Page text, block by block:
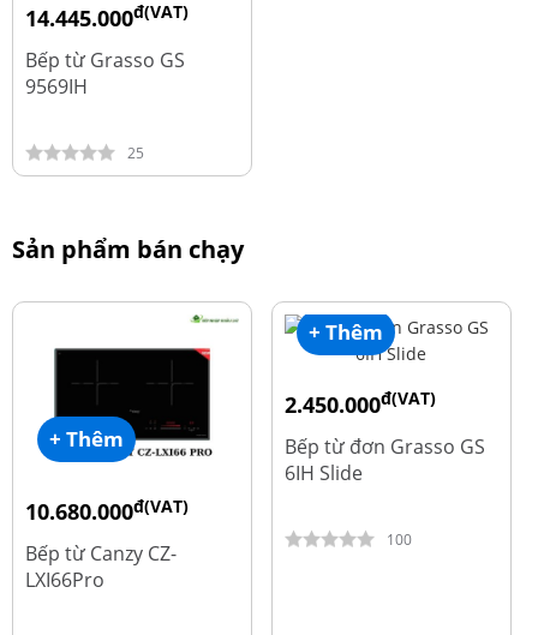
14.445.000đ(VAT)
19.260.000
Bếp từ Grasso GS
9569IH
25
Sản phẩm bán chạy
+ Thêm
10.680.000đ(VAT)
15.980.000
Bếp từ Canzy CZ-
LXI66Pro
+ Thêm
2.450.000đ(VAT)
3.560.000
Bếp từ đơn Grasso GS
6IH Slide
100